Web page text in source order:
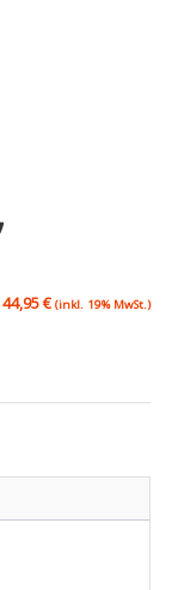
44,95€ (inkl. 19% MwSt.)